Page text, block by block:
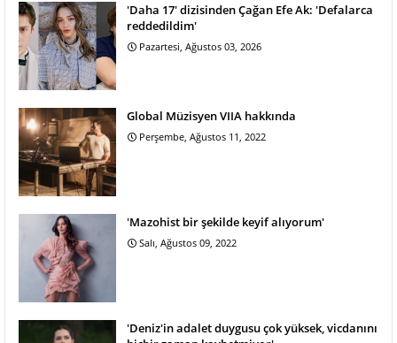
'Daha 17' dizisinden Çağan Efe Ak: 'Defalarca
reddedildim'
Pazartesi, Ağustos 03, 2026
Global Müzisyen VIIA hakkında
Perşembe, Ağustos 11, 2022
'Mazohist bir şekilde keyif alıyorum'
Salı, Ağustos 09, 2022
'Deniz'in adalet duygusu çok yüksek, vicdanını